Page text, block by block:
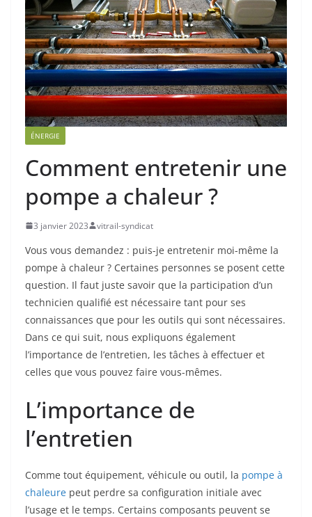
ÉNERGIE
Comment entretenir une
pompe a chaleur ?
3 janvier 2023 vitrail-syndicat
Vous vous demandez : puis-je entretenir moi-même la
pompe à chaleur ? Certaines personnes se posent cette
question. Il faut juste savoir que la participation d’un
technicien qualifié est nécessaire tant pour ses
connaissances que pour les outils qui sont nécessaires.
Dans ce qui suit, nous expliquons également
l’importance de l’entretien, les tâches à effectuer et
celles que vous pouvez faire vous-mêmes.
L’importance de
l’entretien
Comme tout équipement, véhicule ou outil, la pompe à
chaleure peut perdre sa configuration initiale avec
l’usage et le temps. Certains composants peuvent se